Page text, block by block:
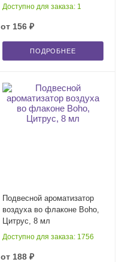
Доступно для заказа: 1
от 156 ₽
ПОДРОБНЕЕ
Подвесной ароматизатор
воздуха во флаконе Boho,
Цитрус, 8 мл
Доступно для заказа: 1756
от 188 ₽